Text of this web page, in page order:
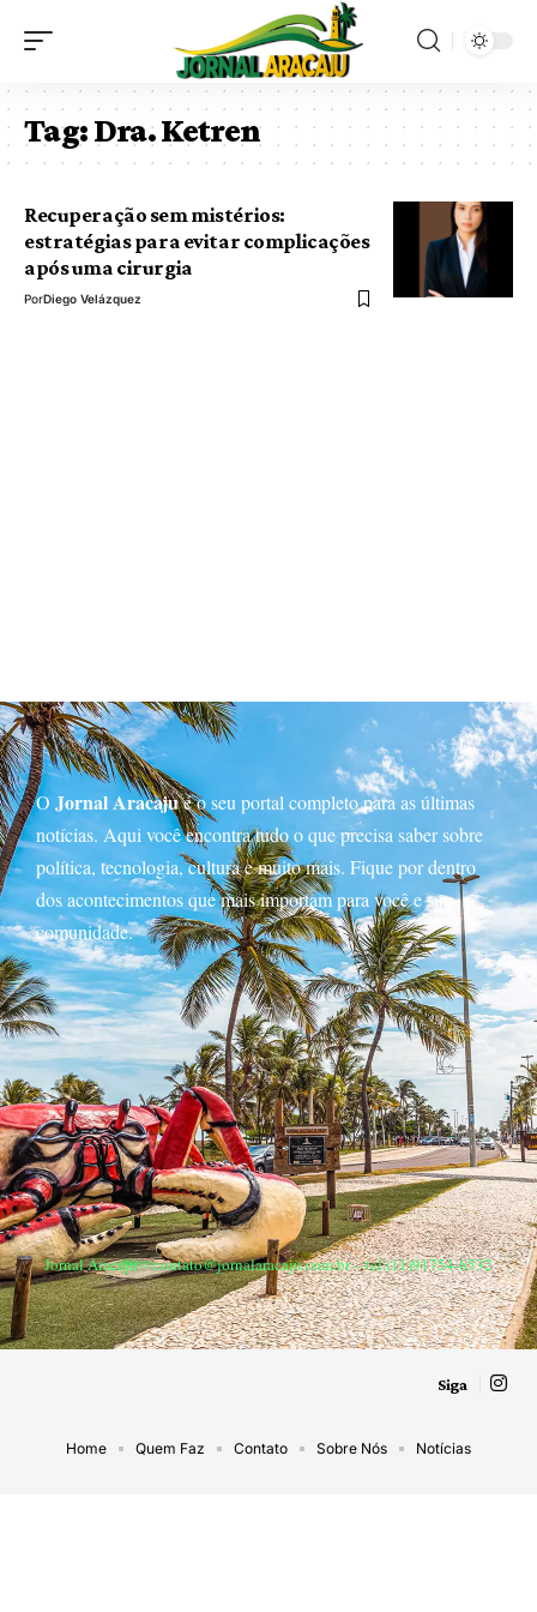
Tag:Dra. Ketren
Recuperação sem mistérios:
estratégias para evitar complicações
após uma cirurgia
PorDiego Velázquez
O Jornal Aracajué o seu portal completo para as últimas
notícias. Aqui você encontra tudo o que precisa saber sobre
política, tecnologia, cultura e muito mais. Fique por dentro
dos acontecimentos que mais importam para você e sua
comunidade.
Jornal Aracaju –contato@jornalaracaju.com.br– tel.(11)91754-6532
Siga
Home Quem Faz Contato Sobre Nós Notícias